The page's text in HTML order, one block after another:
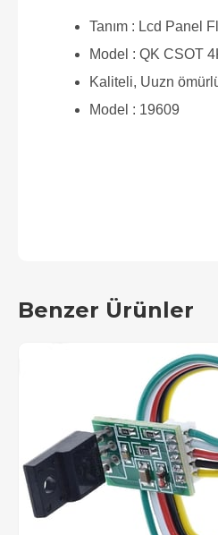
Tanım : Lcd Panel
Model : QK CSOT
Kaliteli, Uuzn
Model : 19609
Benzer Ürünler